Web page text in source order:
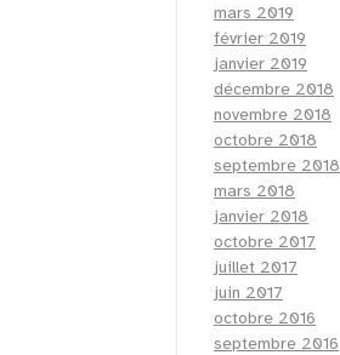
mars 2019
février 2019
janvier 2019
décembre 2018
novembre 2018
octobre 2018
septembre 2018
mars 2018
janvier 2018
octobre 2017
juillet 2017
juin 2017
octobre 2016
septembre 2016